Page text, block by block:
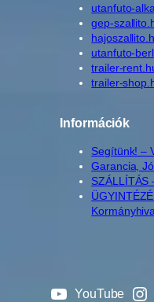
utanfuto-
gep-
utanfuto-
trailer-
trailer-
Információk
Segítünk! –
Garancia,
SZÁLLÍTÁS
YouTube